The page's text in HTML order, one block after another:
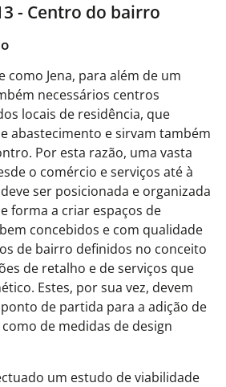
- Centro do bairro
como Jena, para além de um
necessários centros
locais de residência, que
abastecimento e sirvam também
Por esta razão, uma vasta
o comércio e serviços até à
ser posicionada e organizada
forma a criar espaços de
concebidos e com qualidade
de bairro definidos no conceito
de retalho e de serviços que
Estes, por sua vez, devem
de partida para a adição de
de medidas de design
um estudo de viabilidade